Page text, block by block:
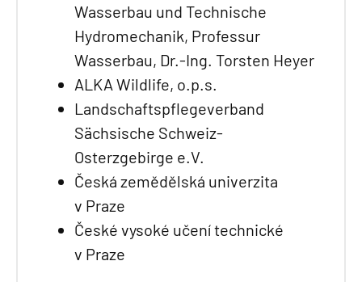
Wasserbau und Technische
Hydromechanik, Professur
Wasserbau, Dr.-Ing. Torsten Heyer
ALKA Wildlife, o.p.s.
Landschaftspflegeverband
Sächsische Schweiz-
Osterzgebirge e.V.
Česká zemědělská univerzita
v Praze
České vysoké učení technické
v Praze